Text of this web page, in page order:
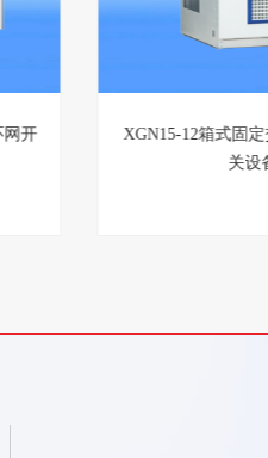
SRM□-12全封闭全
关设